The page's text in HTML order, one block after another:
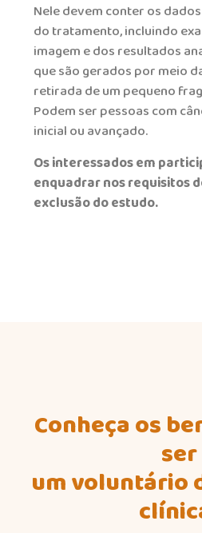
Nele devem conter os
do tratamento, incluindo
imagem e dos resultados
que são gerados por meio
retirada de um pequeno
Podem ser pessoas com
inicial ou avançado.
Os interessados em
enquadrar nos requisitos
exclusão do estudo.
Conheça os
ser
um voluntário